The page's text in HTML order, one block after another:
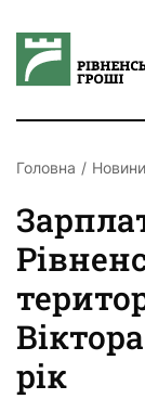
Головна Новини
рік